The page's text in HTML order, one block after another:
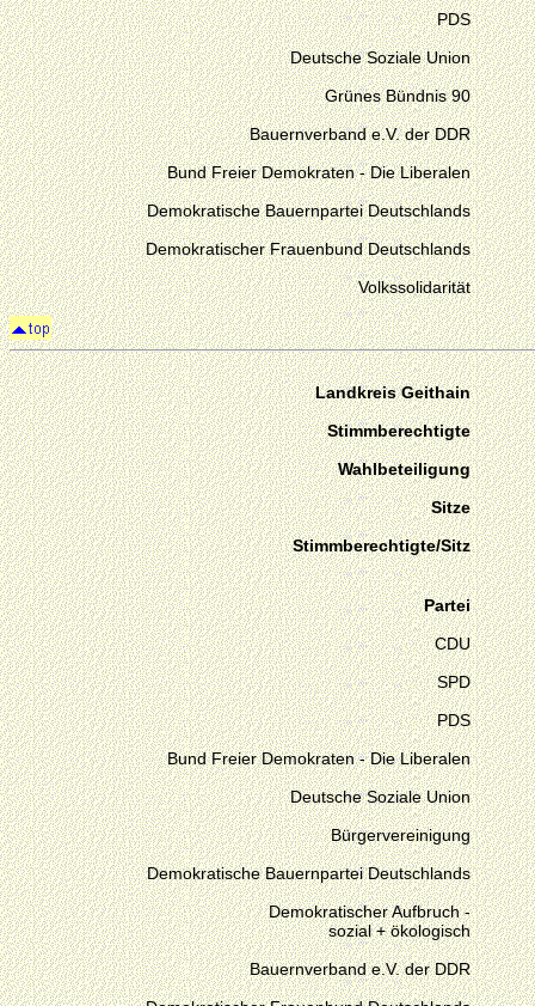
PDS
Deutsche Soziale Union
Grünes Bündnis 90
Bauernverband e.V. der DDR
Bund Freier Demokraten - Die Liberalen
Demokratische Bauernpartei Deutschlands
Demokratischer Frauenbund Deutschlands
Volkssolidarität
Landkreis Geithain
Stimmberechtigte
Wahlbeteiligung
Sitze
Stimmberechtigte/Sitz
Partei
CDU
SPD
PDS
Bund Freier Demokraten - Die Liberalen
Deutsche Soziale Union
Bürgervereinigung
Demokratische Bauernpartei Deutschlands
Demokratischer Aufbruch -
sozial + ökologisch
Bauernverband e.V. der DDR